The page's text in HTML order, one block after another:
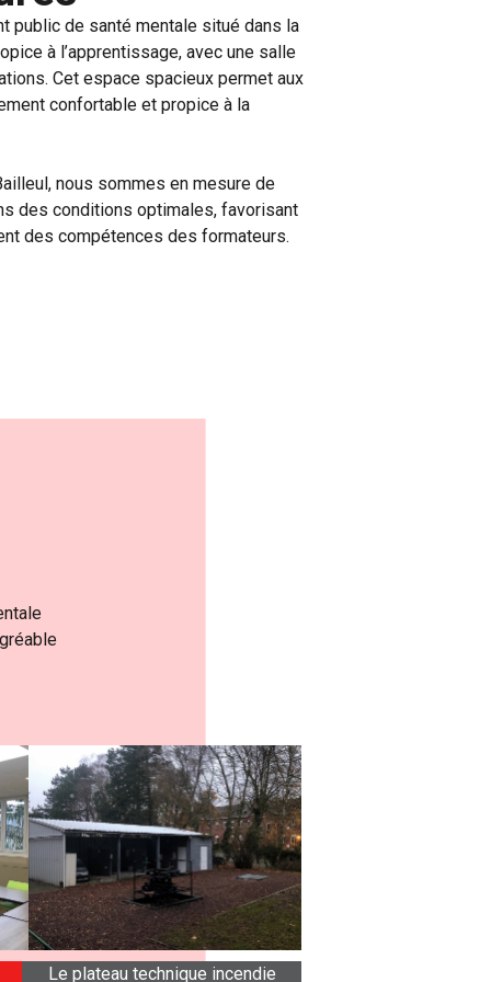
public de santé mentale situé dans la
à l’apprentissage, avec une salle
Cet espace spacieux permet aux
confortable et propice à la
nous sommes en mesure de
des conditions optimales, favorisant
des compétences des formateurs.
Le plateau technique incendie